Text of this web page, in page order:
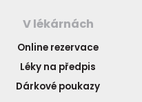
V lékárnách
Online rezervace
Léky na předpis
Dárkové poukazy